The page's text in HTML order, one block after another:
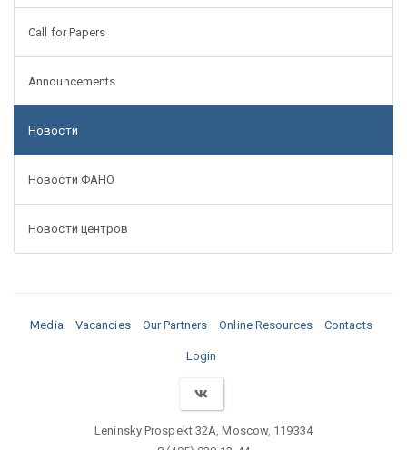
Call for Papers
Announcements
Новости
Новости ФАНО
Новости центров
Media Vacancies Our Partners Online Resources Contacts
Login
Leninsky Prospekt 32A, Moscow, 119334